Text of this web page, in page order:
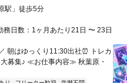
駅」徒歩5分
日数：1ヶ月あたり21日 〜 23日
朝はゆっくり11:30出社⏰ トレカ
募集♪ ≪お仕事内容≫ 秋葉原・